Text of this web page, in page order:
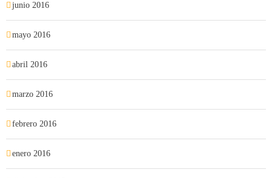
junio 2016
mayo 2016
abril 2016
marzo 2016
febrero 2016
enero 2016